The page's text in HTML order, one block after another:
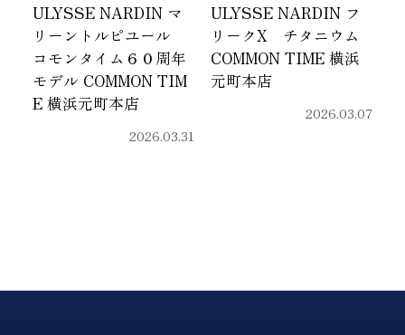
ULYSSE NARDIN マ
リーントルピユール
コモンタイム６０周年
モデル COMMON TIM
E 横浜元町本店
2026.03.31
ULYSSE NARDIN フ
リークX チタニウム
COMMON TIME 横浜
元町本店
2026.03.07